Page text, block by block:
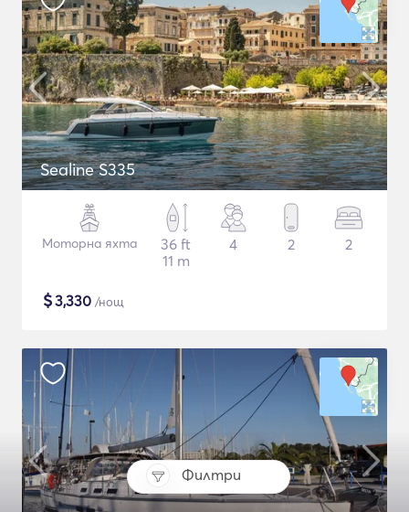
Филтри
Sealine S335
Моторна яхта
36 ft
11 m
4 2 2
$3,330 /нощ